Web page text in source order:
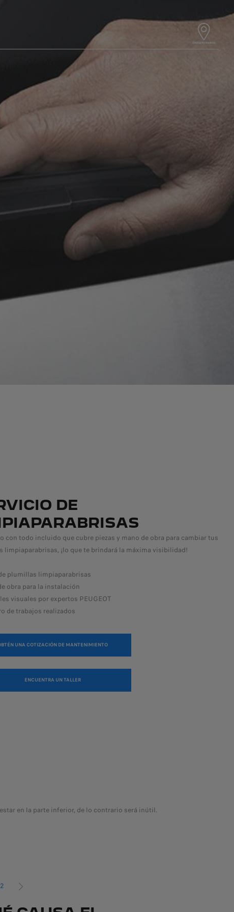
DE
con todo incluido que cubre piezas y mano de obra para cambiar tus
limpiaparabrisas, ¡lo que te brindará la máxima visibilidad!
plumillas limpiaparabrisas
obra para la instalación
visuales por expertos PEUGEOT
de trabajos realizados
UNA COTIZACIÓN DE MANTENIMIENTO
ENCUENTRA UN TALLER
en la parte inferior, de lo contrario será inútil.
2